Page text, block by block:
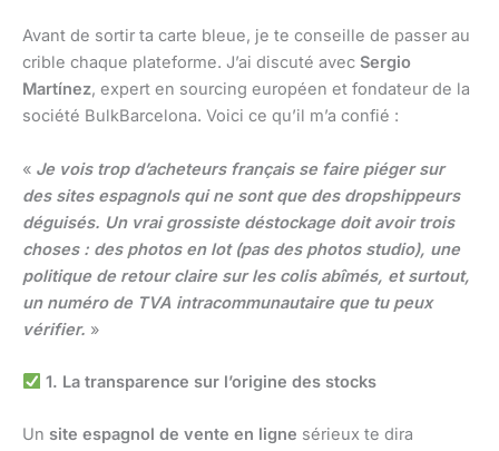
Avant de sortir ta carte bleue, je te conseille de passer au
crible chaque plateforme. J’ai discuté avec Sergio
Martínez, expert en sourcing européen et fondateur de la
société BulkBarcelona. Voici ce qu’il m’a confié :
« Je vois trop d’acheteurs français se faire piéger sur
des sites espagnols qui ne sont que des dropshippeurs
déguisés. Un vrai grossiste déstockage doit avoir trois
choses : des photos en lot (pas des photos studio), une
politique de retour claire sur les colis abîmés, et surtout,
un numéro de TVA intracommunautaire que tu peux
vérifier. »
1. La transparence sur l’origine des stocks
Un site espagnol de vente en ligne sérieux te dira